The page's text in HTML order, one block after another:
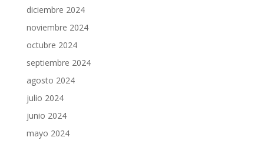
diciembre 2024
noviembre 2024
octubre 2024
septiembre 2024
agosto 2024
julio 2024
junio 2024
mayo 2024